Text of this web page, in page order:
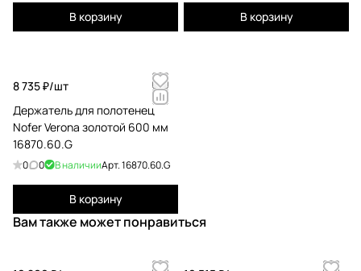
В корзину В корзину
8 735 ₽/шт
Держатель для полотенец
Nofer Verona золотой 600 мм
16870.60.G
0 0 В наличииАрт.16870.60.G
В корзину
Вам также может понравиться